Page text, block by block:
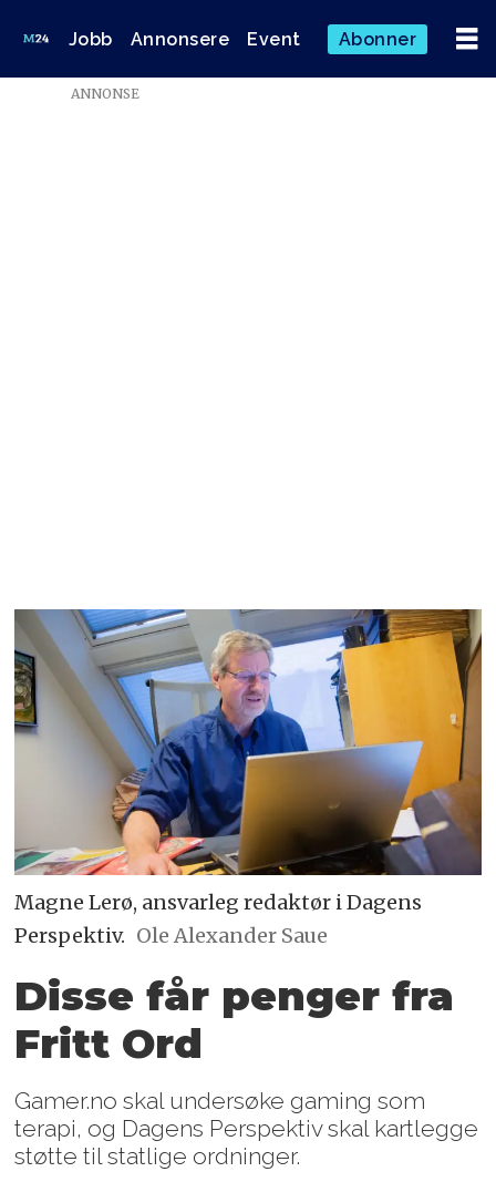
Jobb Annonsere Event Abonner
ANNONSE
Magne Lerø, ansvarleg redaktør i Dagens
Perspektiv. Ole Alexander Saue
Disse får penger fra
Fritt Ord
Gamer.no skal undersøke gaming som
terapi, og Dagens Perspektiv skal kartlegge
støtte til statlige ordninger.